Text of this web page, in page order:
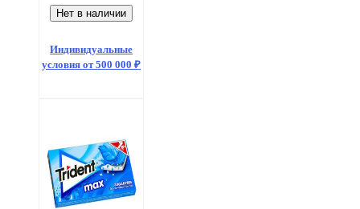
Нет в наличии
Индивидуальные
условия от 500 000 ₽